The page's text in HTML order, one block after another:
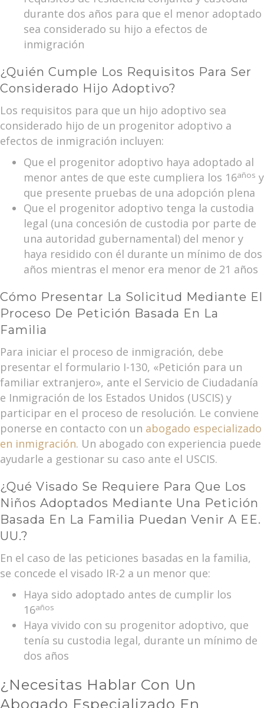
durante dos años para que el menor adoptado
sea considerado su hijo a efectos de
inmigración
¿Quién Cumple Los Requisitos Para Ser
Considerado Hijo Adoptivo?
Los requisitos para que un hijo adoptivo sea
considerado hijo de un progenitor adoptivo a
efectos de inmigración incluyen:
Que el progenitor adoptivo haya adoptado al
menor antes de que este cumpliera los 16años y
que presente pruebas de una adopción plena
Que el progenitor adoptivo tenga la custodia
legal (una concesión de custodia por parte de
una autoridad gubernamental) del menor y
haya residido con él durante un mínimo de dos
años mientras el menor era menor de 21 años
Cómo Presentar La Solicitud Mediante El
Proceso De Petición Basada En La
Familia
Para iniciar el proceso de inmigración, debe
presentar el formulario I-130, «Petición para un
familiar extranjero», ante el Servicio de Ciudadanía
e Inmigración de los Estados Unidos (USCIS) y
participar en el proceso de resolución. Le conviene
ponerse en contacto con un abogado especializado
en inmigración. Un abogado con experiencia puede
ayudarle a gestionar su caso ante el USCIS.
¿Qué Visado Se Requiere Para Que Los
Niños Adoptados Mediante Una Petición
Basada En La Familia Puedan Venir A EE.
UU.?
En el caso de las peticiones basadas en la familia,
se concede el visado IR-2 a un menor que:
Haya sido adoptado antes de cumplir los
16años
Haya vivido con su progenitor adoptivo, que
tenía su custodia legal, durante un mínimo de
dos años
¿Necesitas Hablar Con Un
Abogado Especializado En